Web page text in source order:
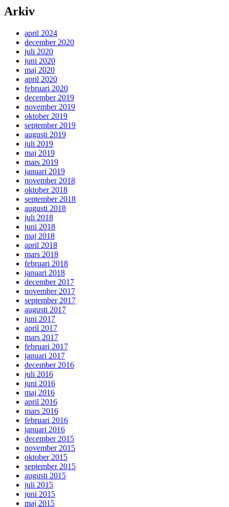
Arkiv
april 2024
december 2020
juli 2020
juni 2020
maj 2020
april 2020
februari 2020
december 2019
november 2019
oktober 2019
september 2019
augusti 2019
juli 2019
maj 2019
mars 2019
januari 2019
november 2018
oktober 2018
september 2018
augusti 2018
juli 2018
juni 2018
maj 2018
april 2018
mars 2018
februari 2018
januari 2018
december 2017
november 2017
september 2017
augusti 2017
juni 2017
april 2017
mars 2017
februari 2017
januari 2017
december 2016
juli 2016
juni 2016
maj 2016
april 2016
mars 2016
februari 2016
januari 2016
december 2015
november 2015
oktober 2015
september 2015
augusti 2015
juli 2015
juni 2015
maj 2015